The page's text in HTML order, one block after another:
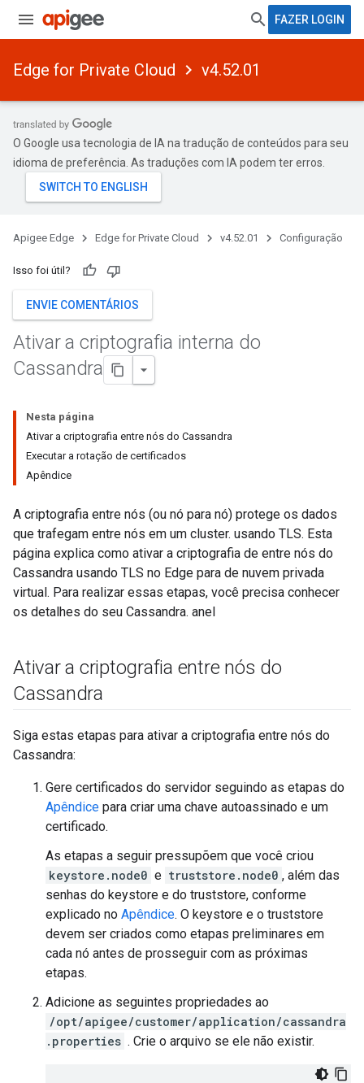
FAZER LOGIN
Edge for Private Cloud v4.52.01
O Google usa tecnologia de IA na tradução de conteúdos para seu
idioma de preferência. As traduções com IA podem ter erros.
Apigee Edge Edge for Private Cloud v4.52.01 Configuração
Isso foi útil?
ENVIE COMENTÁRIOS
Ativar a criptografia interna do
Cassandra
Nesta página
Ativar a criptografia entre nós do Cassandra
Executar a rotação de certificados
Apêndice
A criptografia entre nós (ou nó para nó) protege os dados
que trafegam entre nós em um cluster. usando TLS. Esta
página explica como ativar a criptografia de entre nós do
Cassandra usando TLS no Edge para de nuvem privada
virtual. Para realizar essas etapas, você precisa conhecer
os detalhes do seu Cassandra. anel
Ativar a criptografia entre nós do
Cassandra
Siga estas etapas para ativar a criptografia entre nós do
Cassandra:
Gere certificados do servidor seguindo as etapas do
Apêndice para criar uma chave autoassinado e um
certificado.
As etapas a seguir pressupõem que você criou
keystore.node0 e truststore.node0 , além das
senhas do keystore e do truststore, conforme
explicado no Apêndice. O keystore e o truststore
devem ser criados como etapas preliminares em
cada nó antes de prosseguir com as próximas
etapas.
Adicione as seguintes propriedades ao
/opt/apigee/customer/application/cassandra
.properties . Crie o arquivo se ele não existir.